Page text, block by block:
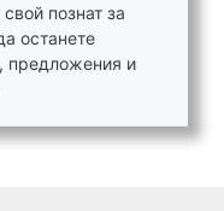
познат за
останете
предложения и